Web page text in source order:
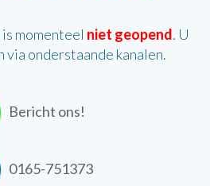
momenteel niet geopend. U
via onderstaande kanalen.
Bericht ons!
0165-751373